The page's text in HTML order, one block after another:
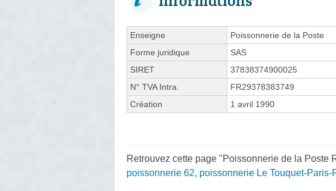
Enseigne
Poissonnerie de la Poste
Forme juridique
SAS
SIRET
37838374900025
N° TVA Intra.
FR29378383749
Création
1 avril 1990
Retrouvez cette page "Poissonnerie de la Poste
poissonnerie 62, poissonnerie Le Touquet-Paris-